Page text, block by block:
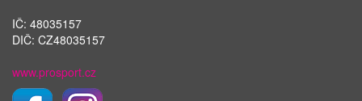
IČ: 48035157
DIČ: CZ48035157
www.prosport.cz